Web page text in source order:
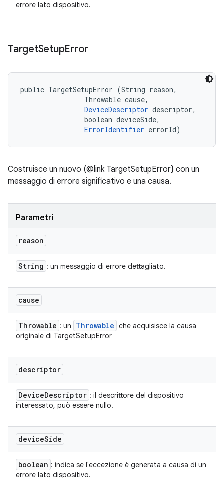
errore lato dispositivo.
TargetSetupError
public TargetSetupError (String reason,
                Throwable cause,
DeviceDescriptor descriptor,
                boolean deviceSide,
ErrorIdentifier errorId)
Costruisce un nuovo (@link TargetSetupError} con un
messaggio di errore significativo e una causa.
Parametri
reason
String : un messaggio di errore dettagliato.
cause
Throwable : un Throwable che acquisisce la causa
originale di TargetSetupError
descriptor
DeviceDescriptor : il descrittore del dispositivo
interessato, può essere nullo.
deviceSide
boolean : indica se l'eccezione è generata a causa di un
errore lato dispositivo.